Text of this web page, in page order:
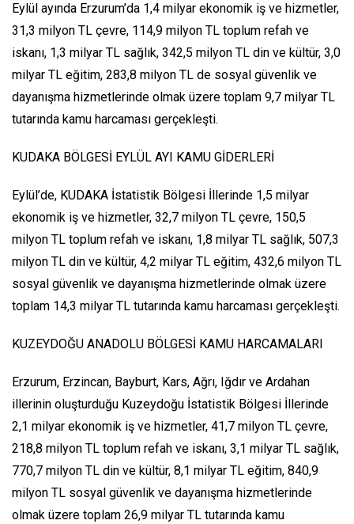
Eylül ayında Erzurum’da 1,4 milyar ekonomik iş ve hizmetler,
31,3 milyon TL çevre, 114,9 milyon TL toplum refah ve
iskanı, 1,3 milyar TL sağlık, 342,5 milyon TL din ve kültür, 3,0
milyar TL eğitim, 283,8 milyon TL de sosyal güvenlik ve
dayanışma hizmetlerinde olmak üzere toplam 9,7 milyar TL
tutarında kamu harcaması gerçekleşti.
KUDAKA BÖLGESİ EYLÜL AYI KAMU GİDERLERİ
Eylül’de, KUDAKA İstatistik Bölgesi İllerinde 1,5 milyar
ekonomik iş ve hizmetler, 32,7 milyon TL çevre, 150,5
milyon TL toplum refah ve iskanı, 1,8 milyar TL sağlık, 507,3
milyon TL din ve kültür, 4,2 milyar TL eğitim, 432,6 milyon TL
sosyal güvenlik ve dayanışma hizmetlerinde olmak üzere
toplam 14,3 milyar TL tutarında kamu harcaması gerçekleşti.
KUZEYDOĞU ANADOLU BÖLGESİ KAMU HARCAMALARI
Erzurum, Erzincan, Bayburt, Kars, Ağrı, Iğdır ve Ardahan
illerinin oluşturduğu Kuzeydoğu İstatistik Bölgesi İllerinde
2,1 milyar ekonomik iş ve hizmetler, 41,7 milyon TL çevre,
218,8 milyon TL toplum refah ve iskanı, 3,1 milyar TL sağlık,
770,7 milyon TL din ve kültür, 8,1 milyar TL eğitim, 840,9
milyon TL sosyal güvenlik ve dayanışma hizmetlerinde
olmak üzere toplam 26,9 milyar TL tutarında kamu